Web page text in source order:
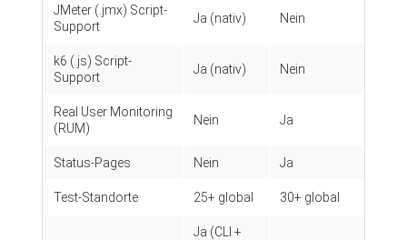
JMeter (.jmx) Script-
Support
Ja (nativ) Nein
k6 (.js) Script-
Support
Ja (nativ) Nein
Real User Monitoring
(RUM)
Nein Ja
Status-Pages Nein Ja
Test-Standorte 25+ global 30+ global
Ja (CLI +